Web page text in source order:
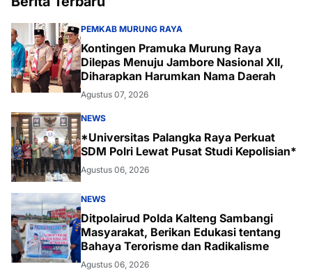
PEMKAB MURUNG RAYA
Kontingen Pramuka Murung Raya
Dilepas Menuju Jambore Nasional XII,
Diharapkan Harumkan Nama Daerah
Agustus 07, 2026
NEWS
*Universitas Palangka Raya Perkuat
SDM Polri Lewat Pusat Studi Kepolisian*
Agustus 06, 2026
NEWS
Ditpolairud Polda Kalteng Sambangi
Masyarakat, Berikan Edukasi tentang
Bahaya Terorisme dan Radikalisme
Agustus 06, 2026